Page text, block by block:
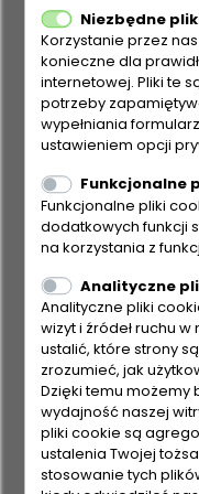
Hybrydowy
wdwa
Niezbędne
Korzystanie przez
konieczne dla
internetowej. Pliki te
potrzeby
wypełniania
ustawieniem opcji
Funkcjonalne
Funkcjonalne pliki
dodatkowych funkcji
na korzystania z
Analityczne
Analityczne pliki
wizyt i źródeł ruchu
ustalić, które strony
zrozumieć, jak
Dzięki temu
wydajność naszej
pliki cookie są
ustalenia Twojej
stosowanie tych